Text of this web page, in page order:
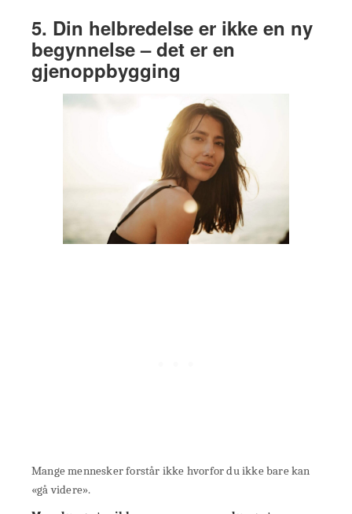
5. Din helbredelse er ikke en ny
begynnelse – det er en
gjenoppbygging
Mange mennesker forstår ikke hvorfor du ikke bare kan
«gå videre».